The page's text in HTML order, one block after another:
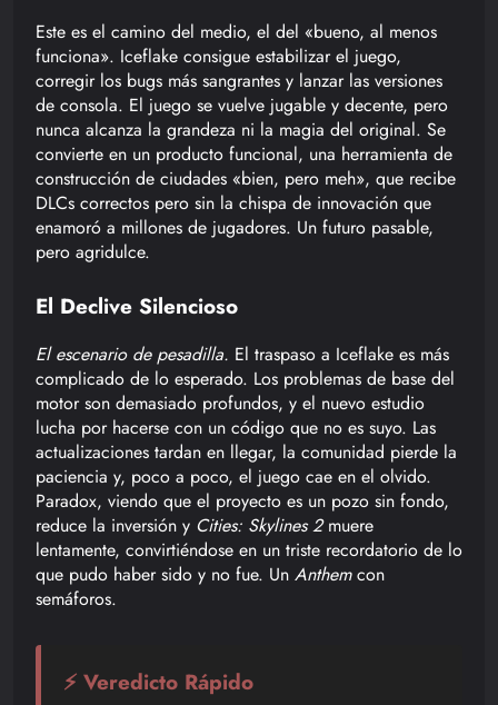
Este es el camino del medio, el del «bueno, al menos
funciona». Iceflake consigue estabilizar el juego,
corregir los bugs más sangrantes y lanzar las versiones
de consola. El juego se vuelve jugable y decente, pero
nunca alcanza la grandeza ni la magia del original. Se
convierte en un producto funcional, una herramienta de
construcción de ciudades «bien, pero meh», que recibe
DLCs correctos pero sin la chispa de innovación que
enamoró a millones de jugadores. Un futuro pasable,
pero agridulce.
El Declive Silencioso
El escenario de pesadilla. El traspaso a Iceflake es más
complicado de lo esperado. Los problemas de base del
motor son demasiado profundos, y el nuevo estudio
lucha por hacerse con un código que no es suyo. Las
actualizaciones tardan en llegar, la comunidad pierde la
paciencia y, poco a poco, el juego cae en el olvido.
Paradox, viendo que el proyecto es un pozo sin fondo,
reduce la inversión y Cities: Skylines 2muere
lentamente, convirtiéndose en un triste recordatorio de lo
que pudo haber sido y no fue. Un Anthemcon
semáforos.
⚡ Veredicto Rápido